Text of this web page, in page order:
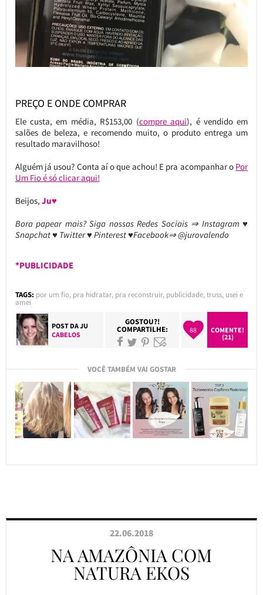
PREÇO E ONDE COMPRAR
Ele custa, em média, R$153,00 (compre aqui), é vendido em
salões de beleza, e recomendo muito, o produto entrega um
resultado maravilhoso!
Alguém já usou? Conta aí o que achou! E pra acompanhar o Por
Um Fio é só clicar aqui!
Beijos, Ju♥
Bora papear mais? Siga nossas Redes Sociais ⇒ Instagram ♥
Snapchat ♥ Twitter ♥ Pinterest ♥Facebook⇒ @jurovalendo
*PUBLICIDADE
TAGS: por um fio, pra hidratar, pra reconstruir, publicidade,truss, usei e
amei
POST DAJU
CABELOS
GOSTOU?!
COMPARTILHE: 88
COMENTE!
(21)
VOCÊ TAMBÉM VAI GOSTAR
22.06.2018
NA AMAZÔNIA COM
NATURA EKOS